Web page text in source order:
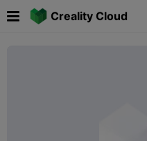
Creality Cloud